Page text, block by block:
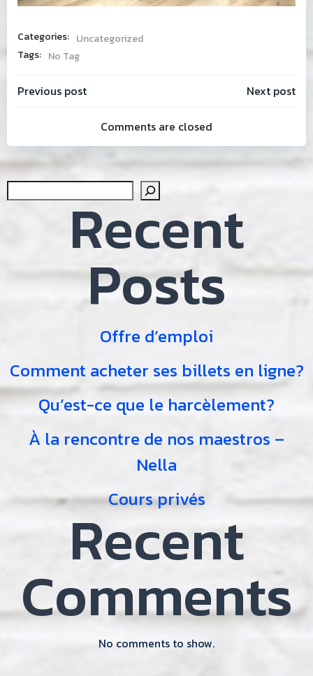
Categories: Uncategorized
Tags: No Tag
Post
navigation
Previous post PostNext post
Comments are closed
Recent
Posts
Offre d’emploi
Comment acheter ses billets en ligne?
Qu’est-ce que le harcèlement?
À la rencontre de nos maestros –
Nella
Cours privés
Recent
Comments
No comments to show.